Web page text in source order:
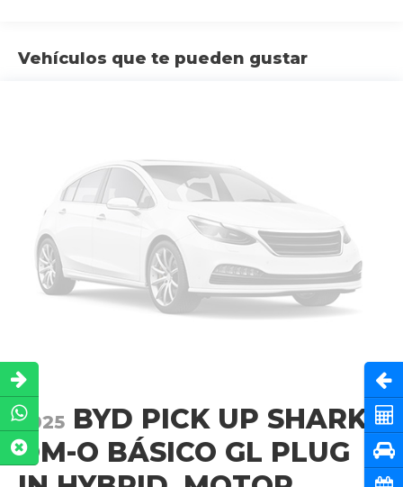
Vehículos que te pueden gustar
2025 BYD PICK UP SHARK
DM-O BÁSICO GL PLUG